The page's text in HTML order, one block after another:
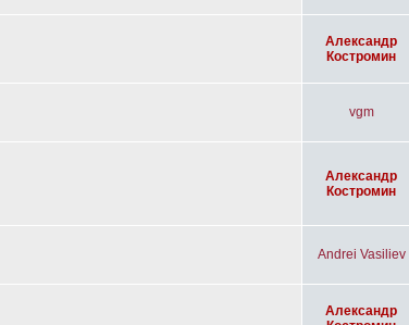
Александр
Костромин
vgm
Александр
Костромин
Andrei Vasiliev
Александр